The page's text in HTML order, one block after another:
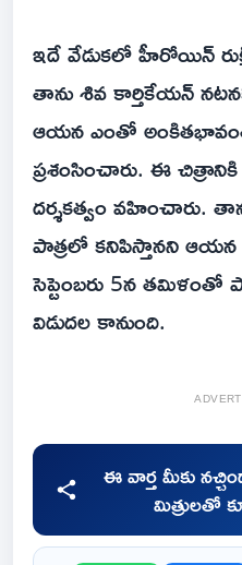
ఇదే వేడుకలో హీరోయిన్
తాను శివ కార్తికేయన్
ఆయన ఎంతో
ప్రశంసించారు. ఈ
దర్శకత్వం వహించారు.
పాత్రలో కనిపిస్తానని
సెప్టెంబరు 5న తమిళంతో
విడుదల కానుంది.
ఈ వార్త మీకు
మిత్రులతో